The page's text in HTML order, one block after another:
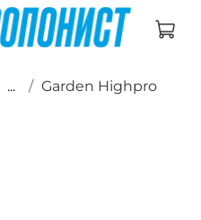
... Garden Highpro